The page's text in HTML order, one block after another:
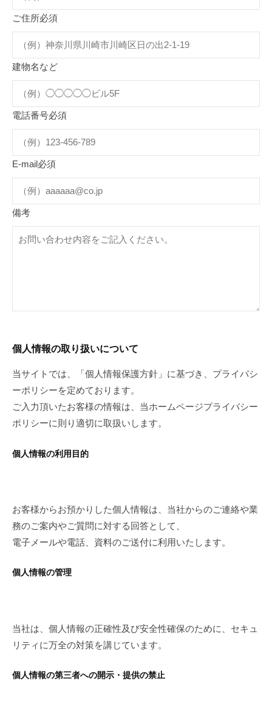
ご住所必須
建物名など
電話番号必須
E-mail必須
備考
個人情報の取り扱いについて
当サイトでは、「個人情報保護方針」に基づき、プライバシ
ーポリシーを定めております。
ご入力頂いたお客様の情報は、当ホームページプライバシー
ポリシーに則り適切に取扱いします。
個人情報の利用目的
お客様からお預かりした個人情報は、当社からのご連絡や業
務のご案内やご質問に対する回答として、
電子メールや電話、資料のご送付に利用いたします。
個人情報の管理
当社は、個人情報の正確性及び安全性確保のために、セキュ
リティに万全の対策を講じています。
個人情報の第三者への開示・提供の禁止